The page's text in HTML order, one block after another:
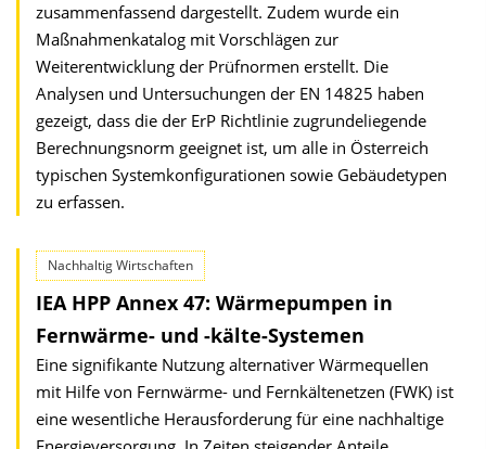
zusammenfassend dargestellt. Zudem wurde ein
Maßnahmenkatalog mit Vorschlägen zur
Weiterentwicklung der Prüfnormen erstellt. Die
Analysen und Untersuchungen der EN 14825 haben
gezeigt, dass die der ErP Richtlinie zugrundeliegende
Berechnungsnorm geeignet ist, um alle in Österreich
typischen Systemkonfigurationen sowie Gebäudetypen
zu erfassen.
Nachhaltig Wirtschaften
IEA HPP Annex 47: Wärmepumpen in
Fernwärme- und -kälte-Systemen
Eine signifikante Nutzung alternativer Wärmequellen
mit Hilfe von Fernwärme- und Fernkältenetzen (FWK) ist
eine wesentliche Herausforderung für eine nachhaltige